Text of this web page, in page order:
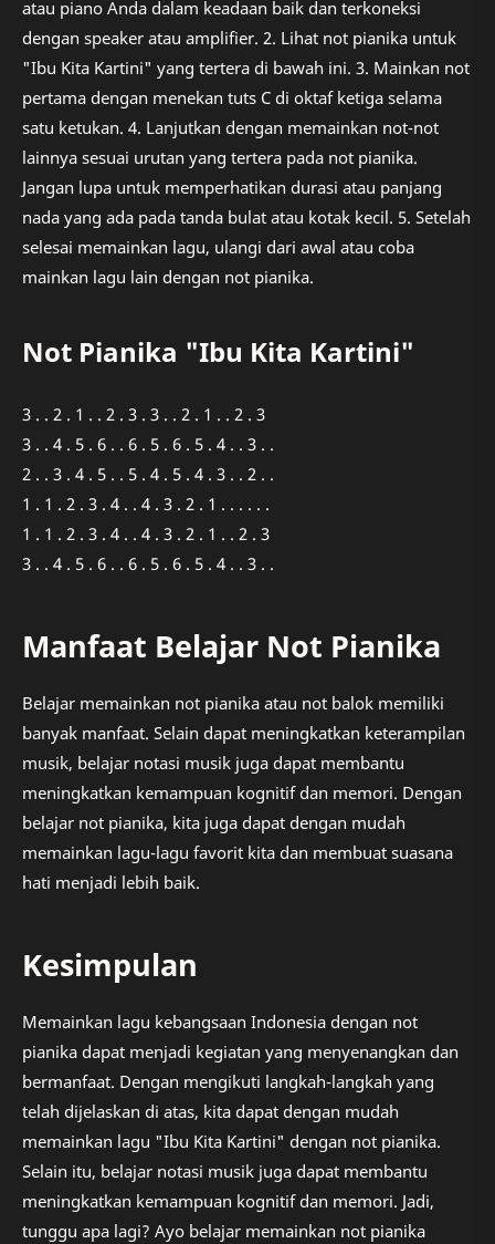
atau piano Anda dalam keadaan baik dan terkoneksi
dengan speaker atau amplifier. 2. Lihat not pianika untuk
"Ibu Kita Kartini" yang tertera di bawah ini. 3. Mainkan not
pertama dengan menekan tuts C di oktaf ketiga selama
satu ketukan. 4. Lanjutkan dengan memainkan not-not
lainnya sesuai urutan yang tertera pada not pianika.
Jangan lupa untuk memperhatikan durasi atau panjang
nada yang ada pada tanda bulat atau kotak kecil. 5. Setelah
selesai memainkan lagu, ulangi dari awal atau coba
mainkan lagu lain dengan not pianika.
Not Pianika "Ibu Kita Kartini"
3 . . 2 . 1 . . 2 . 3 . 3 . . 2 . 1 . . 2 . 3
3 . . 4 . 5 . 6 . . 6 . 5 . 6 . 5 . 4 . . 3 . .
2 . . 3 . 4 . 5 . . 5 . 4 . 5 . 4 . 3 . . 2 . .
1 . 1 . 2 . 3 . 4 . . 4 . 3 . 2 . 1 . . . . . .
1 . 1 . 2 . 3 . 4 . . 4 . 3 . 2 . 1 . . 2 . 3
3 . . 4 . 5 . 6 . . 6 . 5 . 6 . 5 . 4 . . 3 . .
Manfaat Belajar Not Pianika
Belajar memainkan not pianika atau not balok memiliki
banyak manfaat. Selain dapat meningkatkan keterampilan
musik, belajar notasi musik juga dapat membantu
meningkatkan kemampuan kognitif dan memori. Dengan
belajar not pianika, kita juga dapat dengan mudah
memainkan lagu-lagu favorit kita dan membuat suasana
hati menjadi lebih baik.
Kesimpulan
Memainkan lagu kebangsaan Indonesia dengan not
pianika dapat menjadi kegiatan yang menyenangkan dan
bermanfaat. Dengan mengikuti langkah-langkah yang
telah dijelaskan di atas, kita dapat dengan mudah
memainkan lagu "Ibu Kita Kartini" dengan not pianika.
Selain itu, belajar notasi musik juga dapat membantu
meningkatkan kemampuan kognitif dan memori. Jadi,
tunggu apa lagi? Ayo belajar memainkan not pianika